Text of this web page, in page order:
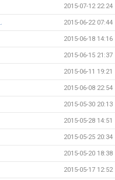
2015-07-12 22:24
2015-06-22 07:44
2015-06-18 14:16
2015-06-15 21:37
2015-06-11 19:21
2015-06-08 22:54
2015-05-30 20:13
2015-05-28 14:51
2015-05-25 20:34
2015-05-20 18:38
2015-05-17 12:52